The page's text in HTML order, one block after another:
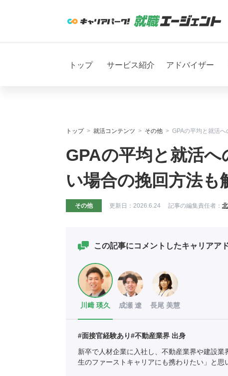
トップ サービス紹介 アドバイザー
トップ 就活コンテンツ その他 GPAの平均と就活
GPAの平均と就活
い場合の挽回方法も
その他 更新日： 2026.6.24 記事の編集責任者：
この記事にコメントしたキャリアア
川﨑 瑛久 成瀬 遼 長尾 美慧
#面接官経験あり#不動産業界 出身
新卒で人材企業に入社し、不動産業界や建設
生のファーストキャリアにも携わりたい」と思